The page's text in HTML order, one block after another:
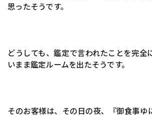
思ったそうです。
どうしても、鑑定で言われたことを完全
いまま鑑定ルームを出たそうです。
そのお客様は、その日の夜、『御食事ゆ